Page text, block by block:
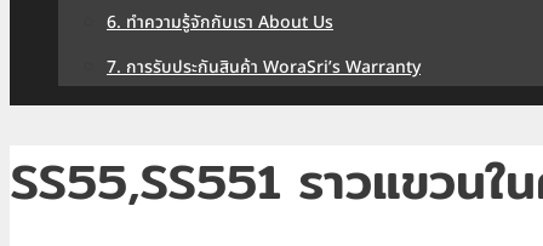
6. ทำความรู้จักกับเรา About Us
7. การรับประกันสินค้า WoraSri’s Warranty
SS55,SS551 ราวแขวนใ